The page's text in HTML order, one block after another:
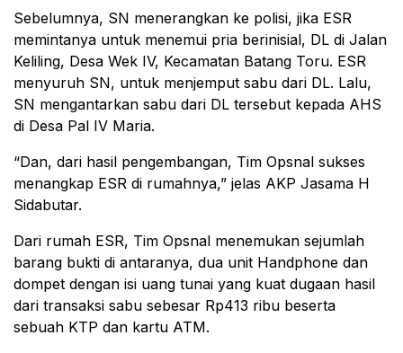
Sebelumnya, SN menerangkan ke polisi, jika ESR
memintanya untuk menemui pria berinisial, DL di Jalan
Keliling, Desa Wek IV, Kecamatan Batang Toru. ESR
menyuruh SN, untuk menjemput sabu dari DL. Lalu,
SN mengantarkan sabu dari DL tersebut kepada AHS
di Desa Pal IV Maria.
“Dan, dari hasil pengembangan, Tim Opsnal sukses
menangkap ESR di rumahnya,” jelas AKP Jasama H
Sidabutar.
Dari rumah ESR, Tim Opsnal menemukan sejumlah
barang bukti di antaranya, dua unit Handphone dan
dompet dengan isi uang tunai yang kuat dugaan hasil
dari transaksi sabu sebesar Rp413 ribu beserta
sebuah KTP dan kartu ATM.